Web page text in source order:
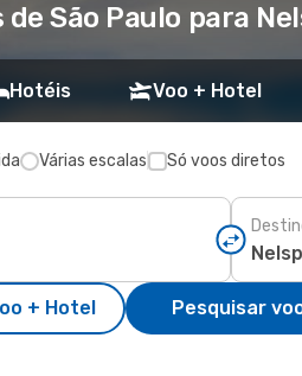
de São Paulo para
Hotéis Voo + Hotel
Várias escalas Só voos diretos
+ Hotel Pesquisar